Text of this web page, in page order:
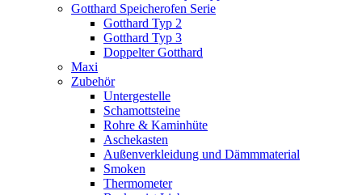
Gotthard Speicherofen Serie
Gotthard Typ 2
Gotthard Typ 3
Doppelter Gotthard
Maxi
Zubehör
Untergestelle
Schamottsteine
Rohre & Kaminhüte
Aschekasten
Außenverkleidung und Dämmmaterial
Smoken
Thermometer